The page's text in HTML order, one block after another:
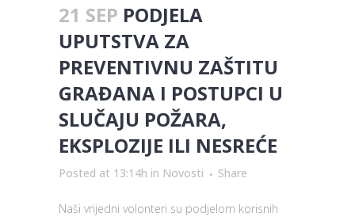
21 SEP PODJELA
UPUTSTVA ZA
PREVENTIVNU ZAŠTITU
GRAĐANA I POSTUPCI U
SLUČAJU POŽARA,
EKSPLOZIJE ILI NESREĆE
Posted at 13:14h in Novosti Share
Naši vrijedni volonteri su podjelom korisnih